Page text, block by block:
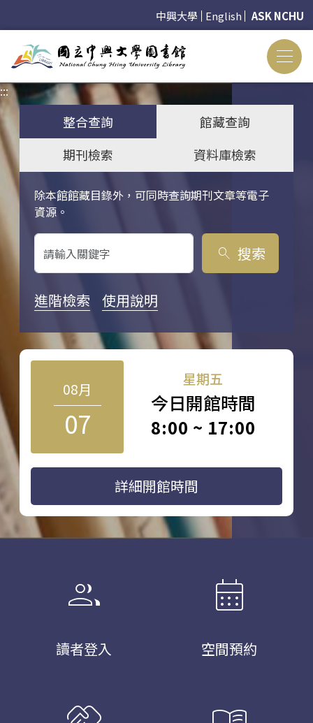
中興大學 English ASK NCHU
:::
整合查詢
館藏查詢
期刊檢索
資料庫檢索
除本館館藏目錄外，可同時查詢期刊文章等電子
資源。
關鍵字搜尋
search 搜索
進階檢索 使用說明
08月
07
星期五
今日開館時間
8:00 ~ 17:00
詳細開館時間
group
讀者登入
calendar_month
空間預約